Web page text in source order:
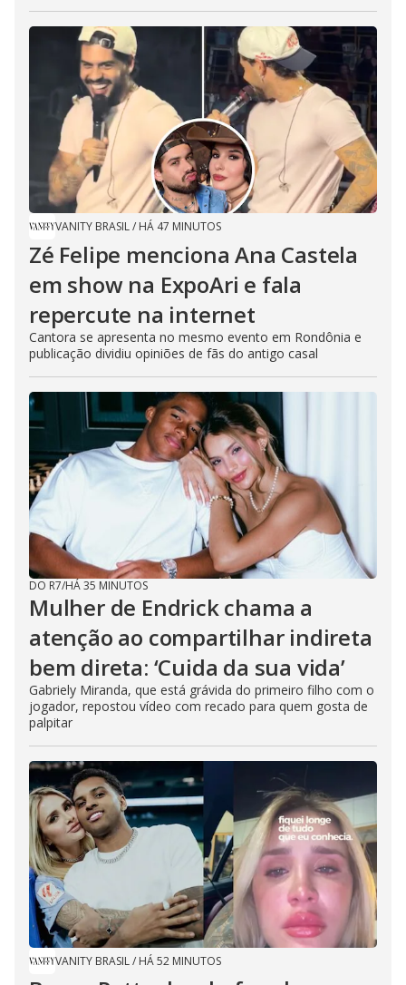
b
e
h
i
i
VANITY BRASIL/ HÁ 47 MINUTOS
Zé Felipe menciona Ana Castela
em show na ExpoAri e fala
repercute na internet
Cantora se apresenta no mesmo evento em Rondônia e
publicação dividiu opiniões de fãs do antigo casal
DO R7/HÁ 35 MINUTOS
Mulher de Endrick chama a
atenção ao compartilhar indireta
bem direta: ‘Cuida da sua vida’
Gabriely Miranda, que está grávida do primeiro filho com o
jogador, repostou vídeo com recado para quem gosta de
palpitar
VANITY BRASIL/ HÁ 52 MINUTOS